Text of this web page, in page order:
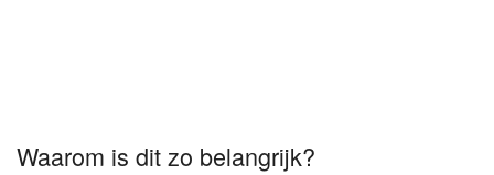
Waarom is dit zo belangrijk?